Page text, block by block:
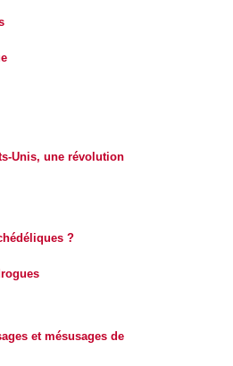
Unis, une révolution
?
et mésusages de